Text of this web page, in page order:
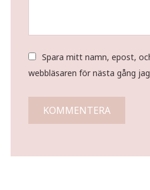
Spara mitt namn, epost,
webbläsaren för nästa gång